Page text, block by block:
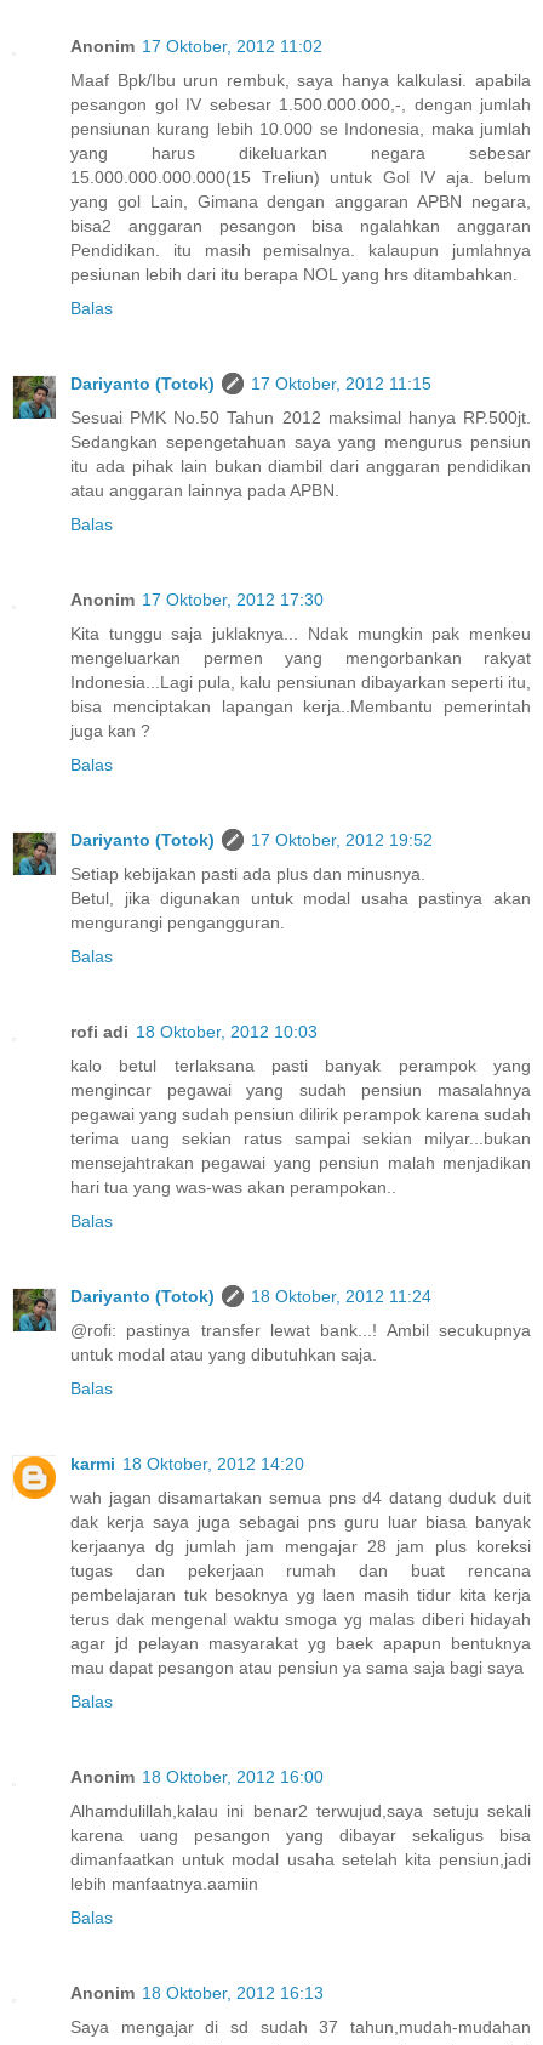
Anonim 17 Oktober, 2012 11:02
Maaf Bpk/Ibu urun rembuk, saya hanya kalkulasi. apabila
pesangon gol IV sebesar 1.500.000.000,-, dengan jumlah
pensiunan kurang lebih 10.000 se Indonesia, maka jumlah
yang harus dikeluarkan negara sebesar
15.000.000.000.000(15 Treliun) untuk Gol IV aja. belum
yang gol Lain, Gimana dengan anggaran APBN negara,
bisa2 anggaran pesangon bisa ngalahkan anggaran
Pendidikan. itu masih pemisalnya. kalaupun jumlahnya
pesiunan lebih dari itu berapa NOL yang hrs ditambahkan.
Balas
Dariyanto (Totok)
17 Oktober, 2012 11:15
Sesuai PMK No.50 Tahun 2012 maksimal hanya RP.500jt.
Sedangkan sepengetahuan saya yang mengurus pensiun
itu ada pihak lain bukan diambil dari anggaran pendidikan
atau anggaran lainnya pada APBN.
Balas
Anonim 17 Oktober, 2012 17:30
Kita tunggu saja juklaknya... Ndak mungkin pak menkeu
mengeluarkan permen yang mengorbankan rakyat
Indonesia...Lagi pula, kalu pensiunan dibayarkan seperti itu,
bisa menciptakan lapangan kerja..Membantu pemerintah
juga kan ?
Balas
Dariyanto (Totok)
17 Oktober, 2012 19:52
Setiap kebijakan pasti ada plus dan minusnya.
Betul, jika digunakan untuk modal usaha pastinya akan
mengurangi pengangguran.
Balas
rofi adi 18 Oktober, 2012 10:03
kalo betul terlaksana pasti banyak perampok yang
mengincar pegawai yang sudah pensiun masalahnya
pegawai yang sudah pensiun dilirik perampok karena sudah
terima uang sekian ratus sampai sekian milyar...bukan
mensejahtrakan pegawai yang pensiun malah menjadikan
hari tua yang was-was akan perampokan..
Balas
Dariyanto (Totok)
18 Oktober, 2012 11:24
@rofi: pastinya transfer lewat bank...! Ambil secukupnya
untuk modal atau yang dibutuhkan saja.
Balas
karmi 18 Oktober, 2012 14:20
wah jagan disamartakan semua pns d4 datang duduk duit
dak kerja saya juga sebagai pns guru luar biasa banyak
kerjaanya dg jumlah jam mengajar 28 jam plus koreksi
tugas dan pekerjaan rumah dan buat rencana
pembelajaran tuk besoknya yg laen masih tidur kita kerja
terus dak mengenal waktu smoga yg malas diberi hidayah
agar jd pelayan masyarakat yg baek apapun bentuknya
mau dapat pesangon atau pensiun ya sama saja bagi saya
Balas
Anonim 18 Oktober, 2012 16:00
Alhamdulillah,kalau ini benar2 terwujud,saya setuju sekali
karena uang pesangon yang dibayar sekaligus bisa
dimanfaatkan untuk modal usaha setelah kita pensiun,jadi
lebih manfaatnya.aamiin
Balas
Anonim 18 Oktober, 2012 16:13
Saya mengajar di sd sudah 37 tahun,mudah-mudahan